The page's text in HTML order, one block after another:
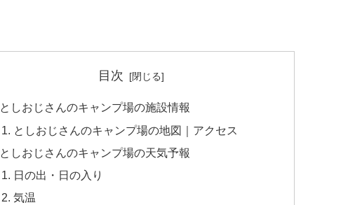
目次
としおじさんのキャンプ場の施設情報
としおじさんのキャンプ場の地図｜アクセス
としおじさんのキャンプ場の天気予報
日の出・日の入り
気温